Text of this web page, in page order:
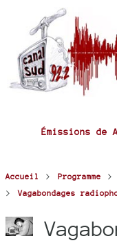
Émissions de
Accueil > Programme >
>Vagabondages